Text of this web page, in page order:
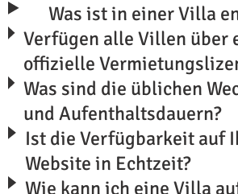
Was ist in einer Villa
Verfügen alle Villen über
offizielle
Was sind die üblichen
und Aufenthaltsdauern?
Ist die Verfügbarkeit auf
Website in Echtzeit?
Wie kann ich eine Villa